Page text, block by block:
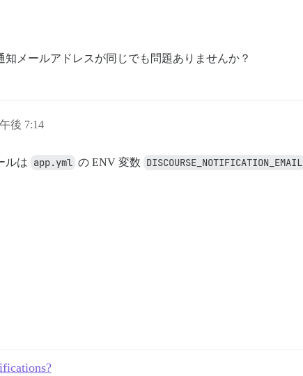
メールアドレスが同じでも問題ありませんか？
後 7:14
ルは app.yml の ENV 変数 DISCOURSE_NOTIFICATION_EMAIL